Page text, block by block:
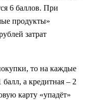
6 баллов. При
продукты»
затрат
то на каждые
балл, а кредитная – 2
карту «упадёт»